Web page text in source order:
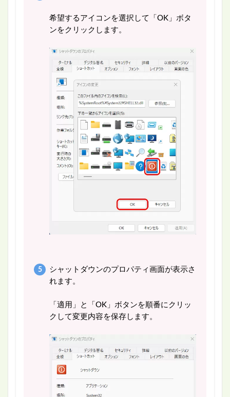
希望するアイコンを選択して「OK」ボタ
ンをクリックします。
シャットダウンのプロパティ画面が表示さ
れます。
「適用」と「OK」ボタンを順番にクリッ
クして変更内容を保存します。